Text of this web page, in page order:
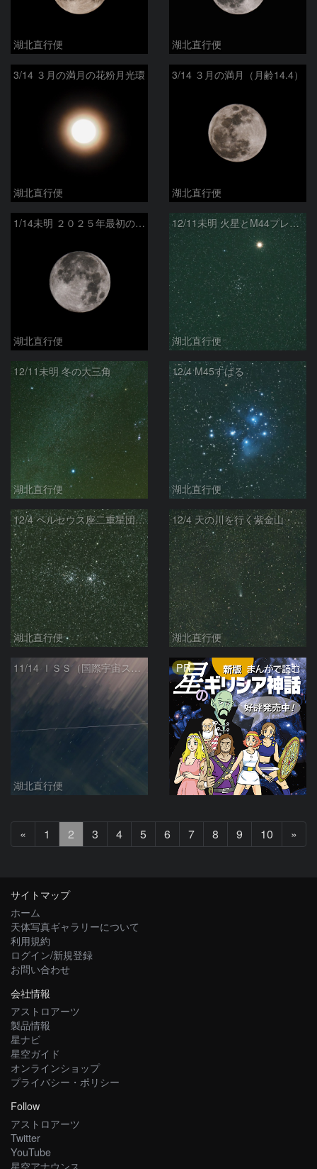
湖北直行便 湖北直行便
3/14 ３月の満月の花粉月光環
湖北直行便
3/14 ３月の満月（月齢14.4）
湖北直行便
1/14未明 ２０２５年最初の満月（月齢13.9）
湖北直行便
12/11未明 火星とM44プレセペ星団の接近
湖北直行便
12/11未明 冬の大三角
湖北直行便
12/4 M45すばる
湖北直行便
12/4 ペルセウス座二重星団h-x（NGC869,NGC884）
湖北直行便
12/4 天の川を行く紫金山・アトラス彗星（C/2023 A3）
湖北直行便
11/14 ＩＳＳ（国際宇宙ステーション）大阪上空通過
湖北直行便
PR
«
へ
1 2 3 4 5 6 7 8 9 10 »
へ
サイトマップ
ホーム
天体写真ギャラリーについて
利用規約
ログイン/新規登録
お問い合わせ
会社情報
アストロアーツ
製品情報
星ナビ
星空ガイド
オンラインショップ
プライバシー・ポリシー
Follow
アストロアーツ
Twitter
YouTube
星空アナウンス